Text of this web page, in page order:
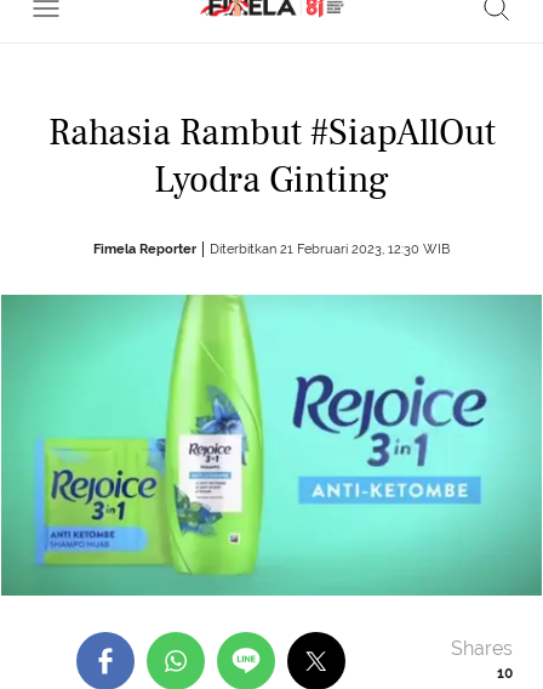
Rahasia Rambut #SiapAllOut
Lyodra Ginting
Fimela Reporter Diterbitkan 21 Februari 2023, 12:30 WIB
10
Shares